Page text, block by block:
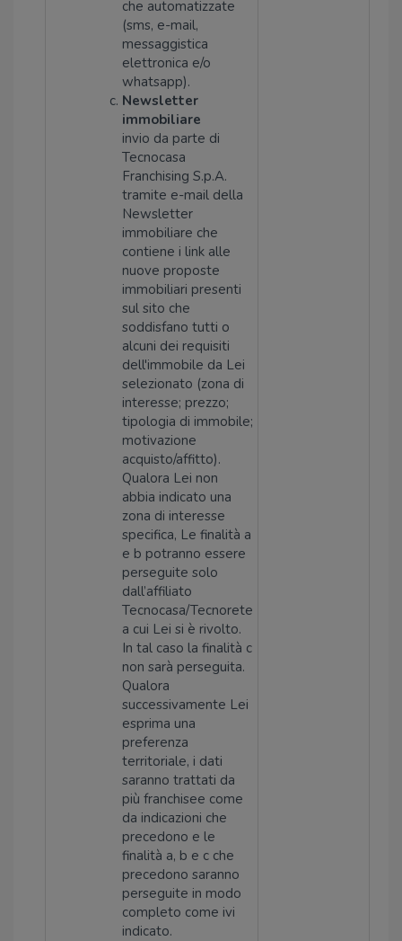
che automatizzate
(sms, e-mail,
messaggistica
elettronica e/o
whatsapp).
Newsletter
immobiliare
invio da parte di
Tecnocasa
Franchising S.p.A.
tramite e-mail della
Newsletter
immobiliare che
contiene i link alle
nuove proposte
immobiliari presenti
sul sito che
soddisfano tutti o
alcuni dei requisiti
dell'immobile da Lei
selezionato (zona di
interesse; prezzo;
tipologia di immobile;
motivazione
acquisto/affitto).
Qualora Lei non
abbia indicato una
zona di interesse
specifica, Le finalità a
e b potranno essere
perseguite solo
dall’affiliato
Tecnocasa/Tecnorete
a cui Lei si è rivolto.
In tal caso la finalità c
non sarà perseguita.
Qualora
successivamente Lei
esprima una
preferenza
territoriale, i dati
saranno trattati da
più franchisee come
da indicazioni che
precedono e le
finalità a, b e c che
precedono saranno
perseguite in modo
completo come ivi
indicato.